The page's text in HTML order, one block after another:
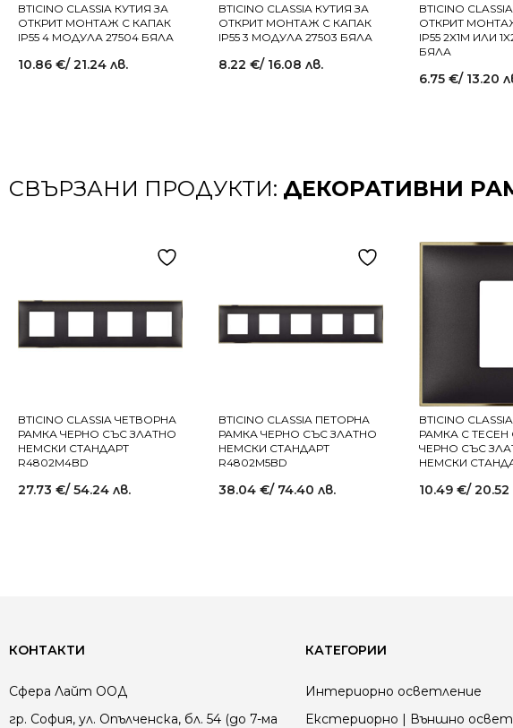
BTICINO CLASSIA КУТИЯ ЗА
ОТКРИТ МОНТАЖ С КАПАК
IP55 4 МОДУЛА 27504 БЯЛА
10.86 €/ 21.24 лв.
BTICINO CLASSIA КУТИЯ ЗА
ОТКРИТ МОНТАЖ С КАПАК
IP55 3 МОДУЛА 27503 БЯЛА
8.22 €/ 16.08 лв.
BTICINO
ОТКРИТ
IP55 2X1M ИЛИ
БЯЛА
6.75 €/ 13.20
СВЪРЗАНИ ПРОДУКТИ: ДЕКОРАТИВНИ
BTICINO CLASSIA ЧЕТВОРНА
РАМКА ЧЕРНО СЪС ЗЛАТНО
НЕМСКИ СТАНДАРТ
R4802M4BD
27.73 €/ 54.24 лв.
BTICINO CLASSIA ПЕТОРНА
РАМКА ЧЕРНО СЪС ЗЛАТНО
НЕМСКИ СТАНДАРТ
R4802M5BD
38.04 €/ 74.40 лв.
BTICINO
РАМКА С
ЧЕРНО СЪС
НЕМСКИ
10.49 €/ 20.52
КОНТАКТИ
Сфера Лайт ООД
гр. София, ул. Опълченска, бл. 54 (до 7-ма
КАТЕГОРИИ
Интериорно осветление
Екстериорно | Външно